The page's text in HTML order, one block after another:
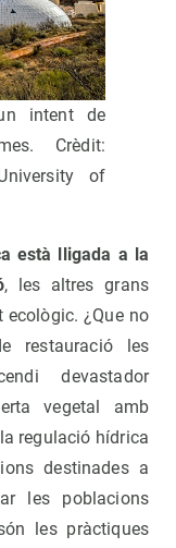
intent de
Crèdit:
of
està lligada a la
, les altres grans
ecològic. ¿Que no
restauració les
devastador
vegetal amb
regulació hídrica
destinades a
les poblacions
les pràctiques